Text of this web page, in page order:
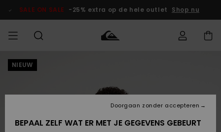
Productinformatie
SALE ON SALE -25% extra op de hele outlet Shop nu
HEREN
Accessoires
JONGENS
Accessoires
DAMES
Surf Shop
Snow Shop
Kinderen
Nederlands
Retouren
NIEUW
BEPAAL ZELF WAT ER MET JE GEGEVENS GEBEURT
Doorgaan zonder accepteren